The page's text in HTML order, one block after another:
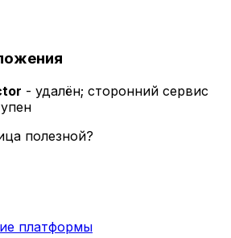
- удалён; сторонний сервис
полезной?
платформы